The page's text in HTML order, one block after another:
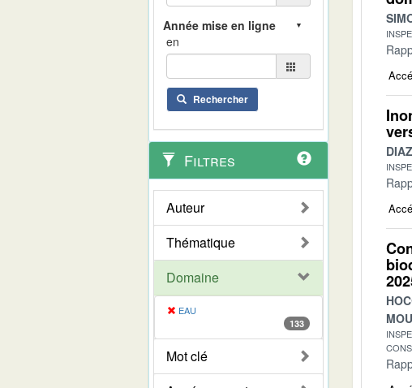
en
Rechercher
Filtres
Auteur
Thématique
Domaine
EAU
133
Mot clé